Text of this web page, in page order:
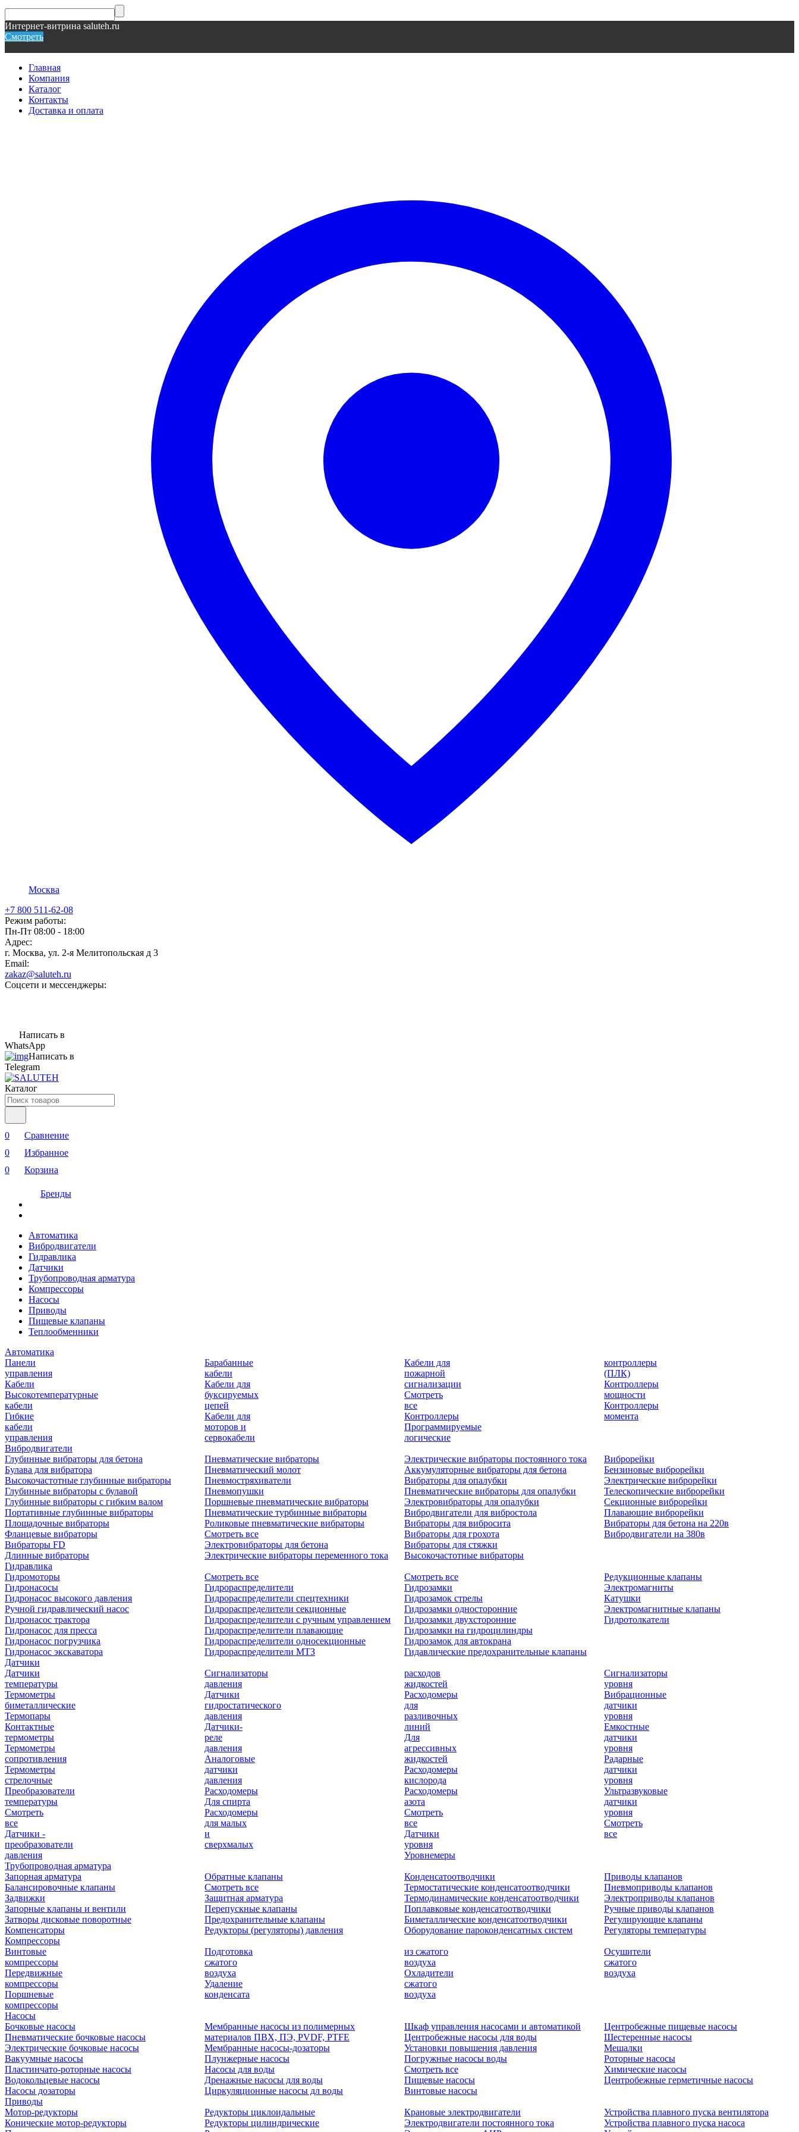
Интернет-витрина saluteh.ru
Смотреть
Главная
Компания
Каталог
Контакты
Доставка и оплата
Москва
+7 800 511-62-08
Режим работы:
Пн-Пт 08:00 - 18:00
Адрес:
г. Москва, ул. 2-я Мелитопольская д 3
Email:
zakaz@saluteh.ru
Соцсети и мессенджеры:
Написать в
WhatsApp
Написать в
Telegram
Каталог
0
Сравнение
0
Избранное
0
Корзина
Бренды
Автоматика
Вибродвигатели
Гидравлика
Датчики
Трубопроводная арматура
Компрессоры
Насосы
Приводы
Пищевые клапаны
Теплообменники
Автоматика
Панели
управления
Кабели
Высокотемпературные
кабели
Гибкие
кабели
управления
Барабанные
кабели
Кабели для
буксируемых
цепей
Кабели для
моторов и
сервокабели
Кабели для
пожарной
сигнализации
Смотреть
все
Контроллеры
Программируемые
логические
контроллеры
(ПЛК)
Контроллеры
мощности
Контроллеры
момента
Вибродвигатели
Глубинные вибраторы для бетона
Булава для вибратора
Высокочастотные глубинные вибраторы
Глубинные вибраторы с булавой
Глубинные вибраторы с гибким валом
Портативные глубинные вибраторы
Площадочные вибраторы
Фланцевые вибраторы
Вибраторы FD
Длинные вибраторы
Пневматические вибраторы
Пневматический молот
Пневмостряхиватели
Пневмопушки
Поршневые пневматические вибраторы
Пневматические турбинные вибраторы
Роликовые пневматические вибраторы
Смотреть все
Электровибраторы для бетона
Электрические вибраторы переменного тока
Электрические вибраторы постоянного тока
Аккумуляторные вибраторы для бетона
Вибраторы для опалубки
Пневматические вибраторы для опалубки
Электровибраторы для опалубки
Вибродвигатели для вибростола
Вибраторы для вибросита
Вибраторы для грохота
Вибраторы для стяжки
Высокочастотные вибраторы
Виброрейки
Бензиновые виброрейки
Электрические виброрейки
Телескопические виброрейки
Секционные виброрейки
Плавающие виброрейки
Вибраторы для бетона на 220в
Вибродвигатели на 380в
Гидравлика
Гидромоторы
Гидронасосы
Гидронасос высокого давления
Ручной гидравлический насос
Гидронасос трактора
Гидронасос для пресса
Гидронасос погрузчика
Гидронасос экскаватора
Смотреть все
Гидрораспределители
Гидрораспределители спецтехники
Гидрораспределители секционные
Гидрораспределители с ручным управлением
Гидрораспределители плавающие
Гидрораспределители односекционные
Гидрораспределители МТЗ
Смотреть все
Гидрозамки
Гидрозамок стрелы
Гидрозамки односторонние
Гидрозамки двухсторонние
Гидрозамки на гидроцилиндры
Гидрозамок для автокрана
Гидавлические предохранительные клапаны
Редукционные клапаны
Электромагниты
Катушки
Электромагнитные клапаны
Гидротолкатели
Датчики
Датчики
температуры
Термометры
биметаллические
Термопары
Контактные
термометры
Термометры
сопротивления
Термометры
стрелочные
Преобразователи
температуры
Смотреть
все
Датчики -
преобразователи
давления
Сигнализаторы
давления
Датчики
гидростатического
давления
Датчики-
реле
давления
Аналоговые
датчики
давления
Расходомеры
Для спирта
Расходомеры
для малых
и
сверхмалых
расходов
жидкостей
Расходомеры
для
разливочных
линий
Для
агрессивных
жидкостей
Расходомеры
кислорода
Расходомеры
азота
Смотреть
все
Датчики
уровня
Уровнемеры
Сигнализаторы
уровня
Вибрационные
датчики
уровня
Емкостные
датчики
уровня
Радарные
датчики
уровня
Ультразвуковые
датчики
уровня
Смотреть
все
Трубопроводная арматура
Запорная арматура
Балансировочные клапаны
Задвижки
Запорные клапаны и вентили
Затворы дисковые поворотные
Компенсаторы
Обратные клапаны
Смотреть все
Защитная арматура
Перепускные клапаны
Предохранительные клапаны
Редукторы (регуляторы) давления
Конденсатоотводчики
Термостатические конденсатоотводчики
Термодинамические конденсатоотводчики
Поплавковые конденсатоотводчики
Биметаллические конденсатоотводчики
Оборудование пароконденсатных систем
Приводы клапанов
Пневмоприводы клапанов
Электроприводы клапанов
Ручные приводы клапанов
Регулирующие клапаны
Регуляторы температуры
Компрессоры
Винтовые
компрессоры
Передвижные
компрессоры
Поршневые
компрессоры
Подготовка
сжатого
воздуха
Удаление
конденсата
из сжатого
воздуха
Охладители
сжатого
воздуха
Осушители
сжатого
воздуха
Насосы
Бочковые насосы
Пневматические бочковые насосы
Электрические бочковые насосы
Вакуумные насосы
Пластинчато-роторные насосы
Водокольцевые насосы
Насосы дозаторы
Мембранные насосы из полимерных
материалов ПВХ, ПЭ, PVDF, PTFE
Мембранные насосы-дозаторы
Плунжерные насосы
Насосы для воды
Дренажные насосы для воды
Циркуляционные насосы дл воды
Шкаф управления насосами и автоматикой
Центробежные насосы для воды
Установки повышения давления
Погружные насосы воды
Смотреть все
Пищевые насосы
Винтовые насосы
Центробежные пищевые насосы
Шестеренные насосы
Мешалки
Роторные насосы
Химические насосы
Центробежные герметичные насосы
Приводы
Мотор-редукторы
Конические мотор-редукторы
Редукторы циклоидальные
Редукторы цилиндрические
Крановые электродвигатели
Электродвигатели постоянного тока
Устройства плавного пуска вентилятора
Устройства плавного пуска насоса